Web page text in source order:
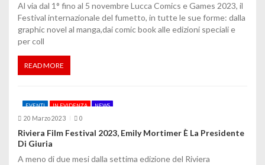
Al via dal 1° fino al 5 novembre Lucca Comics e Games 2023, il
Festival internazionale del fumetto, in tutte le sue forme: dalla
graphic novel al manga,dai comic book alle edizioni speciali e
per coll
READ MORE
EVENTI IN EVIDENZA NEWS
20 Marzo 2023 0
Riviera Film Festival 2023, Emily Mortimer È La Presidente
Di Giuria
A meno di due mesi dalla settima edizione del Riviera